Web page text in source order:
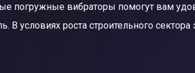
погружные вибраторы помогут вам
В условиях роста строительного